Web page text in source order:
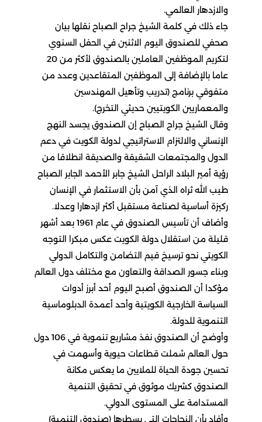
والازدهار العالمي.
جاء ذلك في كلمة الشيخ جراح الصباح نقلها بيان
صحفي للصندوق اليوم الاثنين في الحفل السنوي
لتكريم الموظفين العاملين بالصندوق لأكثر من 20
عاما بالإضافة إلى الموظفين المتقاعدين وعدد من
متفوقي برنامج (تدريب وتأهيل المهندسين
والمعماريين الكويتيين حديثي التخرج).
وقال الشيخ جراح الصباح إن الصندوق يجسد النهج
الإنساني والالتزام الاستراتيجي لدولة الكويت في دعم
الدول والمجتمعات الشقيقة والصديقة انطلاقا من
رؤية أمير البلاد الراحل الشيخ جابر الأحمد الجابر الصباح
طيب الله ثراه الذي آمن بأن الاستثمار في الإنسان
ركيزة أساسية لصناعة مستقبل أكثر ازدهارا وعدلا.
وأضاف أن تأسيس الصندوق في عام 1961 بعد أشهر
قليلة من استقلال دولة الكويت عكس مبكرا التوجه
الكويتي نحو ترسيخ قيم التضامن والتكامل الدولي
وبناء جسور الصداقة والتعاون مع مختلف دول العالم
مؤكدا أن الصندوق أصبح اليوم أحد أبرز أدوات
السياسة الخارجية الكويتية وأحد أعمدة الدبلوماسية
التنموية للدولة.
وأوضح أن الصندوق نفذ مشاريع تنموية في 106 دول
حول العالم شملت قطاعات حيوية وأسهمت في
تحسين جودة الحياة للملايين ما يعكس مكانة
الصندوق كشريك موثوق في تحقيق التنمية
المستدامة على المستوى الدولي.
وأفاد بأن النجاحات التي يسطرها (صندوق التنمية)